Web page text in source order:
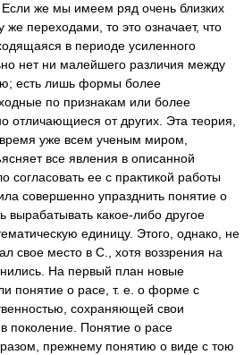
же мы имеем ряд очень близких
переходами, то это означает, что
в периоде усиленного
нет ни малейшего различия между
есть лишь формы более
по признакам или более
отличающиеся от других. Эта теория,
уже всем ученым миром,
все явления в описанной
согласовать ее с практикой работы
совершенно упразднить понятие о
вырабатывать какое-либо другое
единицу. Этого, однако, не
свое место в С., хотя воззрения на
На первый план новые
понятие о расе, т. е. о форме с
сохраняющей свои
поколение. Понятие о расе
прежнему понятию о виде с тою